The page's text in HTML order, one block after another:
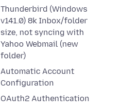
Thunderbird (Windows
v141.0) 8k Inbox/folder
size, not syncing with
Yahoo Webmail (new
folder)
Automatic Account
Configuration
OAuth2 Authentication